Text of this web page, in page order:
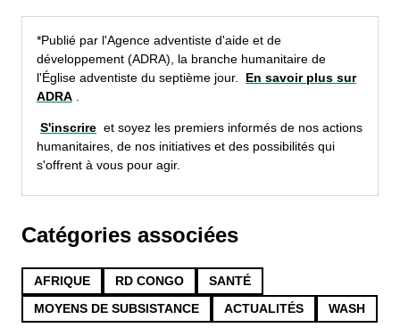
*Publié par l'Agence adventiste d'aide et de
développement (ADRA), la branche humanitaire de
l'Église adventiste du septième jour.
En savoir plus sur
ADRA
S'inscrire et soyez les premiers informés de nos actions
humanitaires, de nos initiatives et des possibilités qui
s'offrent à vous pour agir.
Catégories associées
AFRIQUE RD CONGO SANTÉ
MOYENS DE SUBSISTANCE ACTUALITÉS WASH